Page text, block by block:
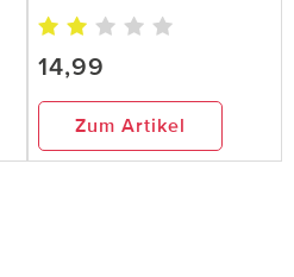
14,99
Zum Artikel